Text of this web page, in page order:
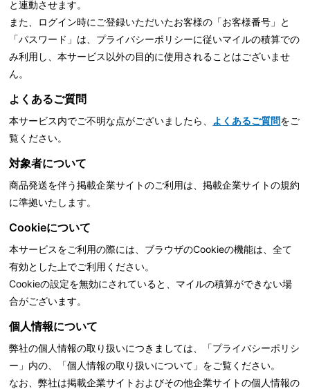
と連動させます。
また、ログイン時にご登録いただいたお客様の「お客様番号」と
「パスワード」は、 プライバシーポリシーに従いマイルの積算での
み利用し、本サービス以外の目的に使用されることはございませ
ん。
よくあるご質問
本サービス内でご不明な点がございましたら、 よくあるご質問をご
覧ください。
対象者について
商品発送を伴う掲載企業サイトのご利用は、掲載企業サイトの規約
に準拠いたします。
Cookieについて
本サービスをご利用の際には、ブラウザのCookieの機能は、全て
有効とした上でご利用ください。
Cookieの設定を無効にされていると、マイルの積算ができない場
合がございます。
個人情報について
弊社の個人情報の取り扱いにつきましては、「プライバシーポリシ
ー」内の、「個人情報の取り扱いについて」をご覧ください。
なお、弊社は掲載企業サイトおよびその他企業サイトの個人情報の